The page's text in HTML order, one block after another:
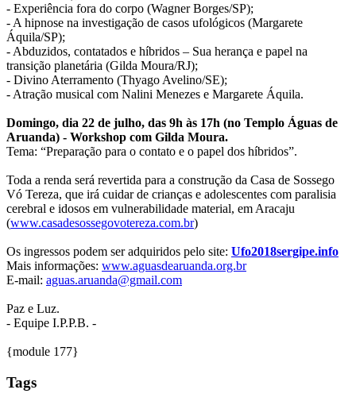
- Experiência fora do corpo (Wagner Borges/SP);
- A hipnose na investigação de casos ufológicos (Margarete
Áquila/SP);
- Abduzidos, contatados e híbridos – Sua herança e papel na
transição planetária (Gilda Moura/RJ);
- Divino Aterramento (Thyago Avelino/SE);
- Atração musical com Nalini Menezes e Margarete Áquila.
Domingo, dia 22 de julho, das 9h às 17h (no Templo Águas de
Aruanda) - Workshop com Gilda Moura.
Tema: “Preparação para o contato e o papel dos híbridos”.
Toda a renda será revertida para a construção da Casa de Sossego
Vó Tereza, que irá cuidar de crianças e adolescentes com paralisia
cerebral e idosos em vulnerabilidade material, em Aracaju
(www.casadesossegovotereza.com.br)
Os ingressos podem ser adquiridos pelo site: Ufo2018sergipe.info
Mais informações: www.aguasdearuanda.org.br
E-mail: aguas.aruanda@gmail.com
Paz e Luz.
- Equipe I.P.P.B. -
{module 177}
Tags